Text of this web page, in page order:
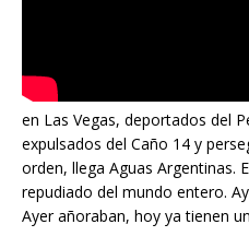
en Las Vegas, deportados del
expulsados del Caño 14 y
orden, llega Aguas Argentinas.
repudiado del mundo entero.
Ayer añoraban, hoy ya tienen